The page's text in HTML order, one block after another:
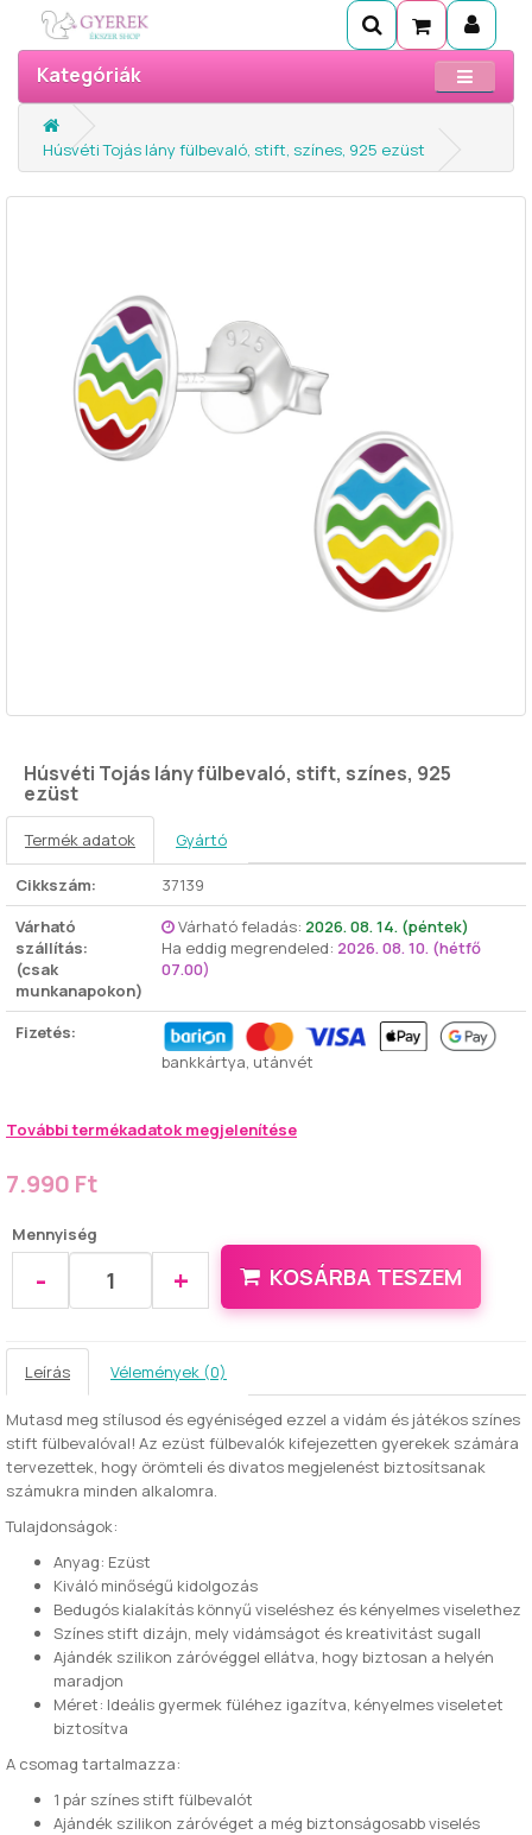
Kategóriák
Húsvéti Tojás lány fülbevaló, stift, színes, 925 ezüst
Húsvéti Tojás lány fülbevaló, stift, színes, 925
ezüst
Termék adatok Gyártó
Cikkszám:
37139
Várható
szállítás:
(csak
munkanapokon)
Várható feladás: 2026. 08. 14. (péntek)
Ha eddig megrendeled: 2026. 08. 10. (hétfő
07.00)
Fizetés:
bankkártya, utánvét
További termékadatok megjelenítése
7.990 Ft
Mennyiség
- + KOSÁRBA TESZEM
Leírás Vélemények (0)
Mutasd meg stílusod és egyéniséged ezzel a vidám és játékos színes
stift fülbevalóval! Az ezüst fülbevalók kifejezetten gyerekek számára
tervezettek, hogy örömteli és divatos megjelenést biztosítsanak
számukra minden alkalomra.
Tulajdonságok:
Anyag: Ezüst
Kiváló minőségű kidolgozás
Bedugós kialakítás könnyű viseléshez és kényelmes viselethez
Színes stift dizájn, mely vidámságot és kreativitást sugall
Ajándék szilikon záróvéggel ellátva, hogy biztosan a helyén
maradjon
Méret: Ideális gyermek füléhez igazítva, kényelmes viseletet
biztosítva
A csomag tartalmazza:
1 pár színes stift fülbevalót
Ajándék szilikon záróvéget a még biztonságosabb viselés